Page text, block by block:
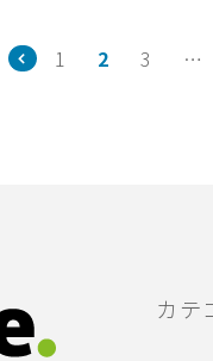
1 2 3 …
カテ